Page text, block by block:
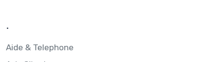
.
Aide & Telephone